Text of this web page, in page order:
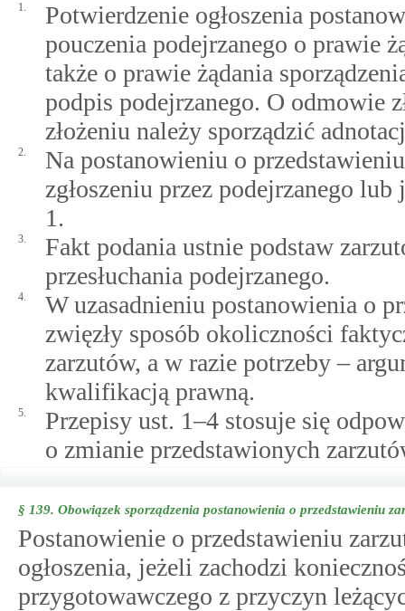
1.
Potwierdzenie ogłoszenia
pouczenia podejrzanego o prawie
także o prawie żądania
podpis podejrzanego. O odmowie
złożeniu należy sporządzić
2.
Na postanowieniu o
zgłoszeniu przez podejrzanego
1.
3.
Fakt podania ustnie podstaw
przesłuchania podejrzanego.
4.
W uzasadnieniu postanowienia o
zwięzły sposób okoliczności
zarzutów, a w razie potrzeby –
kwalifikacją prawną.
5.
Przepisy ust. 1–4 stosuje się
o zmianie przedstawionych
§ 139. Obowiązek sporządzenia postanowienia o przedstawieniu
Postanowienie o przedstawieniu
ogłoszenia, jeżeli zachodzi
przygotowawczego z przyczyn